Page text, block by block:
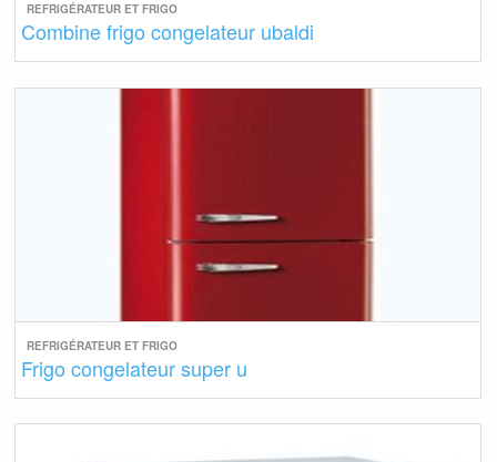
REFRIGÉRATEUR ET FRIGO
Combine frigo congelateur ubaldi
REFRIGÉRATEUR ET FRIGO
Frigo congelateur super u